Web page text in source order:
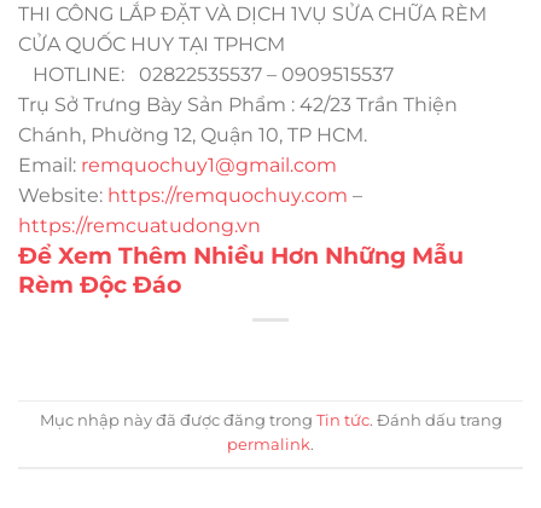
THI CÔNG LẮP ĐẶT VÀ DỊCH 1VỤ SỬA CHỮA RÈM
CỬA QUỐC HUY TẠI TPHCM
HOTLINE: 02822535537 – 0909515537
Trụ Sở Trưng Bày Sản Phẩm : 42/23 Trần Thiện
Chánh, Phường 12, Quận 10, TP HCM.
Email: remquochuy1@gmail.com
Website: https://remquochuy.com –
https://remcuatudong.vn
Để Xem Thêm Nhiều Hơn Những Mẫu
Rèm Độc Đáo
Mục nhập này đã được đăng trong Tin tức. Đánh dấu trang
permalink.